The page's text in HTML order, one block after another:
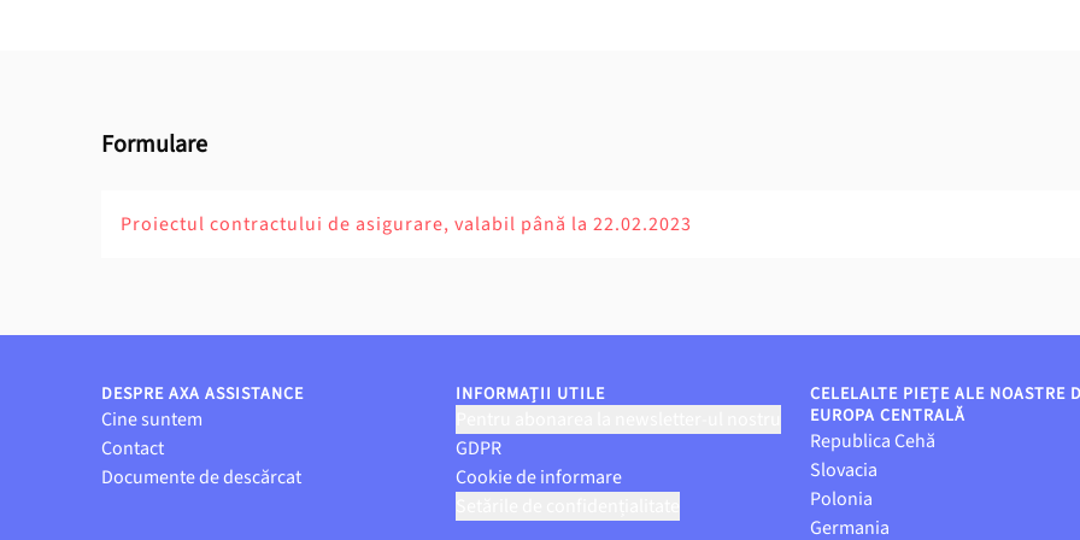
Formulare
Proiectul contractului de asigurare, valabil până la 22.02.2023
DESPRE AXA ASSISTANCE
Cine suntem
Contact
Documente de descărcat
INFORMAȚII UTILE
GDPR
Cookie de informare
CELELALTE PIEȚE ALE NOASTRE
EUROPA CENTRALĂ
Republica Cehă
Slovacia
Polonia
Germania